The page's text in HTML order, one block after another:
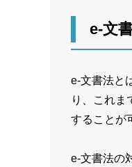
e-文
e-文書法と
り、これま
することが
e-文書法の